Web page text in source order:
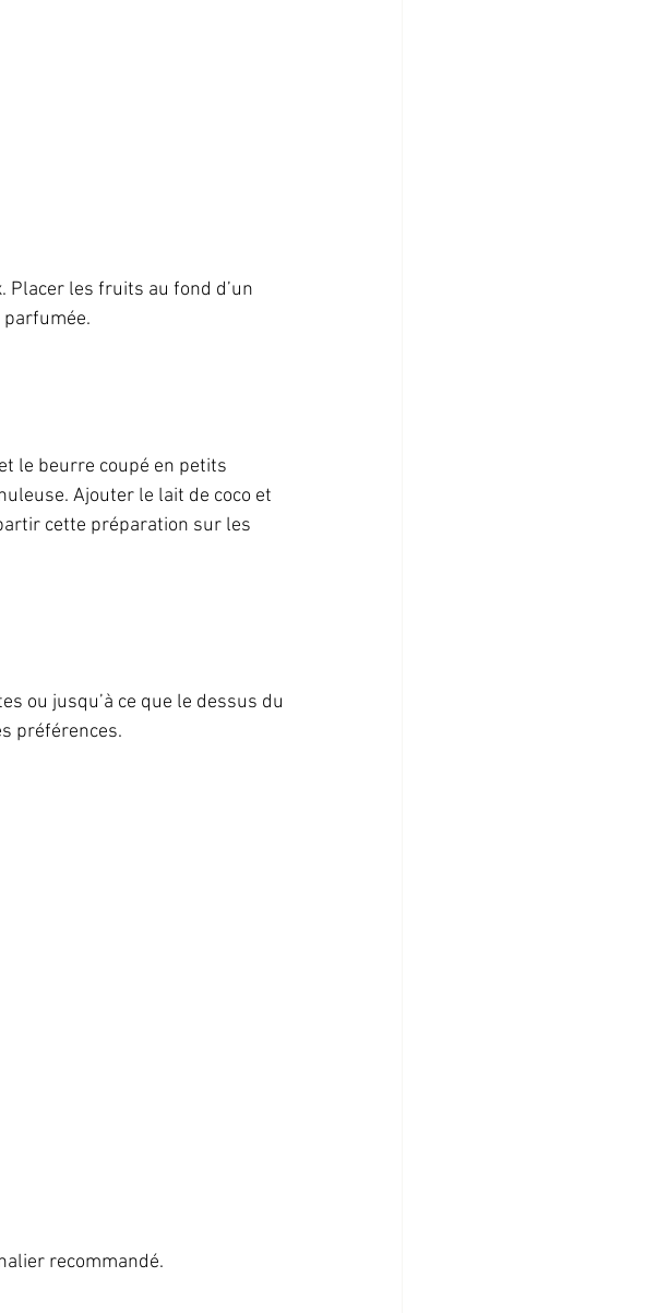
Placer les fruits au fond d’un
parfumée.
le beurre coupé en petits
Ajouter le lait de coco et
cette préparation sur les
ou jusqu’à ce que le dessus du
préférences.
recommandé.